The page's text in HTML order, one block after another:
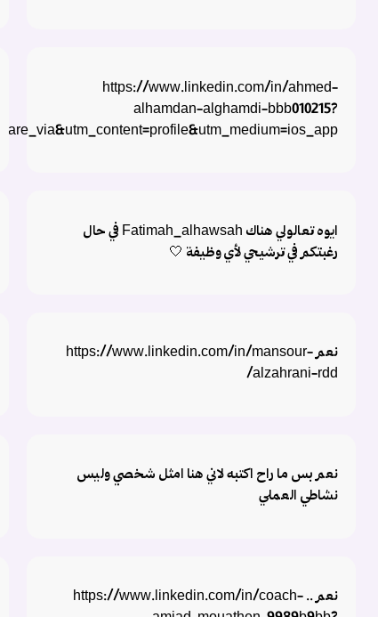
https://www.linkedin.com/in/ahmed-
alhamdan-alghamdi-bbb010215?
ايوه تعالولي هناك Fatimah_alhawsah في حال
رغبتكم في ترشيحي لأي وظيفة 🤍
نعم https://www.linkedin.com/in/mansour-
alzahrani-rdd/
نعم بس ما راح اكتبه لاني هنا امثل شخصي وليس
نشاطي العملي
نعم .. https://www.linkedin.com/in/coach-